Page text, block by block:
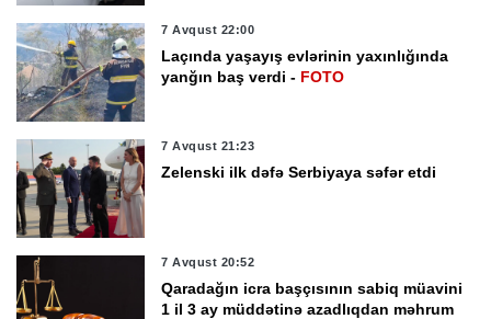
7 Avqust 22:00
Laçında yaşayış evlərinin yaxınlığında
yanğın baş verdi - FOTO
7 Avqust 21:23
Zelenski ilk dəfə Serbiyaya səfər etdi
7 Avqust 20:52
Qaradağın icra başçısının sabiq müavini
1 il 3 ay müddətinə azadlıqdan məhrum